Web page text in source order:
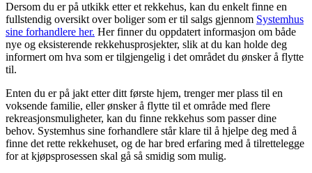
Dersom du er på utkikk etter et rekkehus, kan du enkelt finne en
fullstendig oversikt over boliger som er til salgs gjennom Systemhus
sine forhandlere her. Her finner du oppdatert informasjon om både
nye og eksisterende rekkehusprosjekter, slik at du kan holde deg
informert om hva som er tilgjengelig i det området du ønsker å flytte
til.
Enten du er på jakt etter ditt første hjem, trenger mer plass til en
voksende familie, eller ønsker å flytte til et område med flere
rekreasjonsmuligheter, kan du finne rekkehus som passer dine
behov. Systemhus sine forhandlere står klare til å hjelpe deg med å
finne det rette rekkehuset, og de har bred erfaring med å tilrettelegge
for at kjøpsprosessen skal gå så smidig som mulig.